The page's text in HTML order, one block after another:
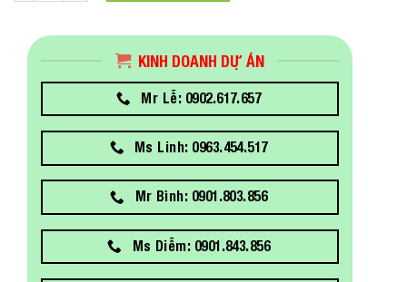
KINH DOANH DỰ ÁN
Mr Lễ: 0902.617.657
Ms Linh: 0963.454.517
Mr Bình: 0901.803.856
Ms Diễm: 0901.843.856